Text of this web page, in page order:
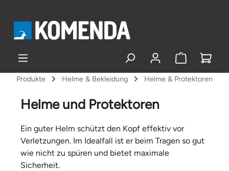
Produkte Helme & Bekleidung Helme & Protektoren
Helme und Protektoren
Ein guter Helm schützt den Kopf effektiv vor
Verletzungen. Im Idealfall ist er beim Tragen so gut
wie nicht zu spüren und bietet maximale
Sicherheit.